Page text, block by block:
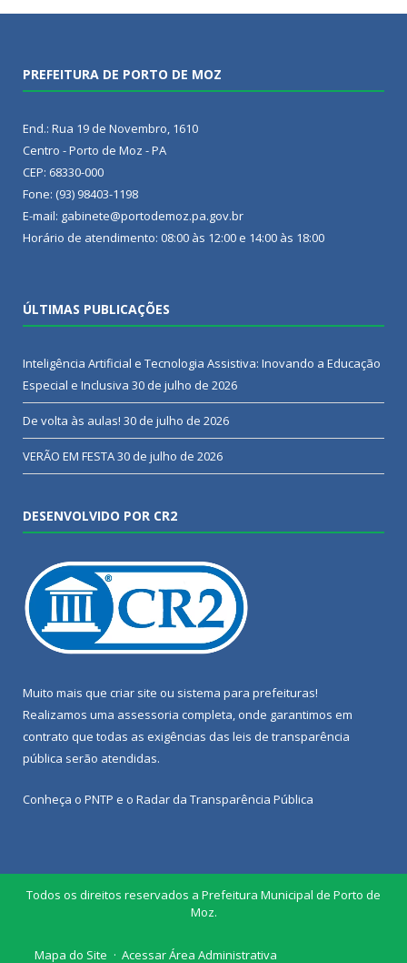
PREFEITURA DE PORTO DE MOZ
End.: Rua 19 de Novembro, 1610
Centro - Porto de Moz - PA
CEP: 68330-000
Fone: (93) 98403-1198
E-mail: gabinete@portodemoz.pa.gov.br
Horário de atendimento: 08:00 às 12:00 e 14:00 às 18:00
ÚLTIMAS PUBLICAÇÕES
Inteligência Artificial e Tecnologia Assistiva: Inovando a Educação
Especial e Inclusiva 30 de julho de 2026
De volta às aulas! 30 de julho de 2026
VERÃO EM FESTA30 de julho de 2026
DESENVOLVIDO POR CR2
Muito mais que criar site ou sistema para prefeituras!
Realizamos uma assessoria completa, onde garantimos em
contrato que todas as exigências das leis de transparência
pública serão atendidas.
Conheça o PNTP e o Radar da Transparência Pública
Todos os direitos reservados a Prefeitura Municipal de Porto de
Moz.
Mapa do Site Acessar Área Administrativa